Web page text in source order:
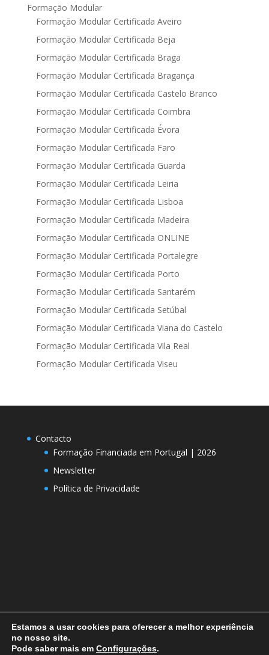
Formação Modular
Formação Modular Certificada Aveiro
Formação Modular Certificada Beja
Formação Modular Certificada Braga
Formação Modular Certificada Bragança
Formação Modular Certificada Castelo Branco
Formação Modular Certificada Coimbra
Formação Modular Certificada Évora
Formação Modular Certificada Faro
Formação Modular Certificada Guarda
Formação Modular Certificada Leiria
Formação Modular Certificada Lisboa
Formação Modular Certificada Madeira
Formação Modular Certificada ONLINE
Formação Modular Certificada Portalegre
Formação Modular Certificada Porto
Formação Modular Certificada Santarém
Formação Modular Certificada Setúbal
Formação Modular Certificada Viana do Castelo
Formação Modular Certificada Vila Real
Formação Modular Certificada Viseu
Contacto
Formação Financiada em Portugal | 2026
Newsletter
Política de Privacidade
Estamos a usar cookies para oferecer a melhor experiência
no nosso site.
Pode saber mais em Configurações.